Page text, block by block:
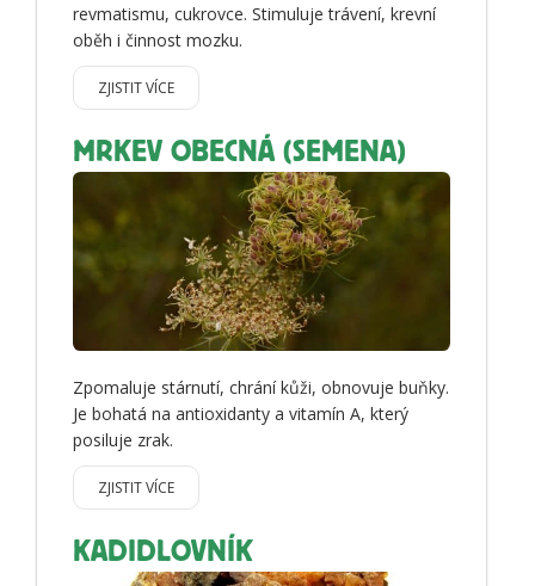
revmatismu, cukrovce. Stimuluje trávení, krevní
oběh i činnost mozku.
ZJISTIT VÍCE
MRKEV OBECNÁ (SEMENA)
Zpomaluje stárnutí, chrání kůži, obnovuje buňky.
Je bohatá na antioxidanty a vitamín A, který
posiluje zrak.
ZJISTIT VÍCE
KADIDLOVNÍK